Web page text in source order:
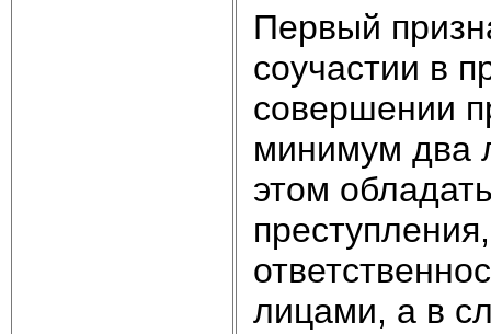
Первый
соучастии в
совершении
минимум два
этом
лицами, а в